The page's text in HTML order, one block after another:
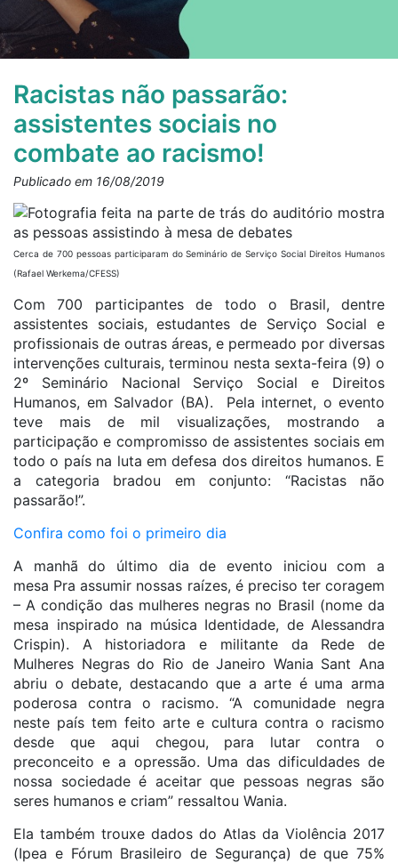
Racistas não passarão:
assistentes sociais no
combate ao racismo!
Publicado em 16/08/2019
Cerca de 700 pessoas participaram do Seminário de Serviço Social Direitos Humanos
(Rafael Werkema/CFESS)
Com 700 participantes de todo o Brasil, dentre
assistentes sociais, estudantes de Serviço Social e
profissionais de outras áreas, e permeado por diversas
intervenções culturais, terminou nesta sexta-feira (9) o
2º Seminário Nacional Serviço Social e Direitos
Humanos, em Salvador (BA). Pela internet, o evento
teve mais de mil visualizações, mostrando a
participação e compromisso de assistentes sociais em
todo o país na luta em defesa dos direitos humanos. E
a categoria bradou em conjunto: “Racistas não
passarão!”.
Confira como foi o primeiro dia
A manhã do último dia de evento iniciou com a
mesa Pra assumir nossas raízes, é preciso ter coragem
– A condição das mulheres negras no Brasil (nome da
mesa inspirado na música Identidade, de Alessandra
Crispin). A historiadora e militante da Rede de
Mulheres Negras do Rio de Janeiro Wania Sant Ana
abriu o debate, destacando que a arte é uma arma
poderosa contra o racismo. “A comunidade negra
neste país tem feito arte e cultura contra o racismo
desde que aqui chegou, para lutar contra o
preconceito e a opressão. Uma das dificuldades de
nossa sociedade é aceitar que pessoas negras são
seres humanos e criam” ressaltou Wania.
Ela também trouxe dados do Atlas da Violência 2017
(Ipea e Fórum Brasileiro de Segurança) de que 75%